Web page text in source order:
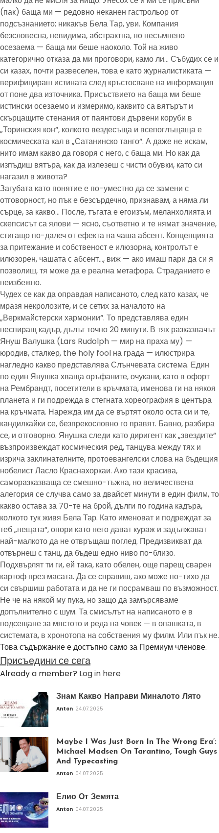
(пак) баща ми — редовно неканен гастрольор от
подсъзнанието; никакъв Бела Тар, уви. Компания
безсловесна, невидима, абстрактна, но несъмнено
осезаема — баща ми беше наоколо. Той на живо
категорично отказа да ми проговори, камо ли… Събудих се и
си казах, почти развеселен, това е като журналистиката —
верифицираш истината след кръстосване на информация
от поне два източника. Присъствието на баща ми беше
истински осезаемо и измеримо, каквито са вятърът и
скърцащите стенания от паянтови дървени коруби в
„Торинския кон“, колкото вездесъща и всепоглъщаща е
космическата кал в „Сатанинско танго“. А даже не искам,
нито имам какво да говоря с него, с баща ми. Но как да
изпъдиш вятъра, как да излезеш с чисти обувки, като си
нагазил в живота?
Загубата като понятие е по-уместно да се замени с
отговорност, но пък е безсърдечно, признавам, а няма ли
сърце, за какво… После, тъгата е егоизъм, меланхолията и
скепсисът са ялови — ясно, съответно и те нямат значение,
стигащо по-далеч от ефекта на чаша абсент. Концепцията
за притежание и собственост е илюзорна, контролът е
илюзорен, чашата с абсент…, виж — ако имаш пари да си я
позволиш, тя може да е реална метафора. Страданието е
неизбежно.
Чудех се как да оправдая написаното, след като казах, че
мразя некролозите, и се сетих за началото на
„Веркмайстерски хармонии“. То представлява един
неспиращ кадър, дълъг точно 20 минути. В тях разказвачът
Януш Валушка (Lars Rudolph — мир на праха му) —
юродив, сталкер, the holy fool на града — илюстрира
нагледно какво представлява Слънчевата система. Един
по един Янушка хваща оръфаните, очукани, като в офорт
на Рембрандт, посетители в кръчмата, именова ги на някоя
планета и ги подрежда в стегната хореография в центъра
на кръчмата. Нарежда им да се въртят около оста си и те,
кандилкайки се, безпрекословно го правят. Бавно, разбира
се, и отговорно. Янушка следи като диригент как „звездите“
възпроизвеждат космическия ред, танцува между тях и
изрича заклинателните, протоевангелски слова на бъдещия
нобелист Ласло Краснахоркаи. Ако тази красива,
саморазказваща се смешно-тъжна, но величествена
алегория се случва само за двайсет минути в един филм, то
какво остава за 70-те на брой, дълги по година кадъра,
колкото тук живя Бела Тар. Като именоват и подреждат за
теб „нещата“, опори като него дават кураж и задължават
най-малкото да не отвръщаш поглед. Предизвикват да
отвърнеш с танц, да бъдеш едно ниво по-близо.
Подхвърлят ти ги, ей така, като обелен, още парещ сварен
картоф през масата. Да се справиш, ако може по-тихо да
си свършиш работата и да не ги посрамваш по възможност.
Не че на някой му пука, но защо да замърсяваме
допълнително с шум. Та смисълът на написаното е в
подсещане за мястото и реда на човек — в опашката, в
системата, в хронотопа на собствения му филм. Или пък не.
Това съдържание е достъпно само за Премиум членове.
Присъедини се сега
Already a member? Log in here
Знам Какво Направи Миналото Лято
Anton 24.07.2025
Maybe I Was Just Born In The Wrong Era’:
Michael Madsen On Tarantino, Tough Guys
And Typecasting
Anton 04.07.2025
Елио От Земята
Anton 04.07.2025